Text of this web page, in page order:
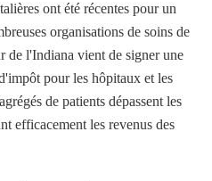
ont été récentes pour un
organisations de soins de
de l'Indiana vient de signer une
pour les hôpitaux et les
de patients dépassent les
efficacement les revenus des